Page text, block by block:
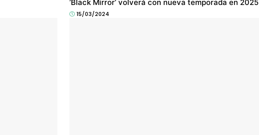
‘Black Mirror’ volverá con nueva temporada en 2025
15/03/2024